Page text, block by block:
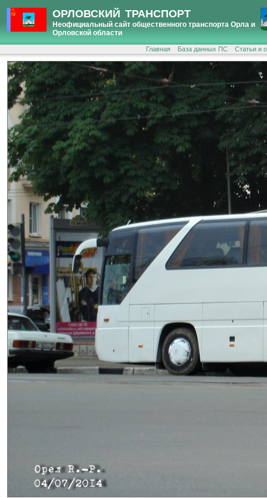
ОРЛОВСКИЙ ТРАНСПОРТ
Неофициальный сайт общественного транспорта Орла и
Орловской области
Главная База данных ПС Статьи и